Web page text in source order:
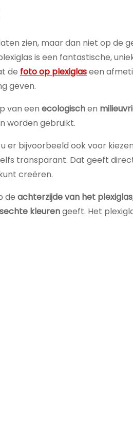
zien, maar dan niet op de
is een fantastische,
de foto op plexiglaseen
geven.
van een ecologischen
worden gebruikt.
bijvoorbeeld ook voor
transparant. Dat geeft
creëren.
de achterzijde van het plexiglas
kleurengeeft. Het